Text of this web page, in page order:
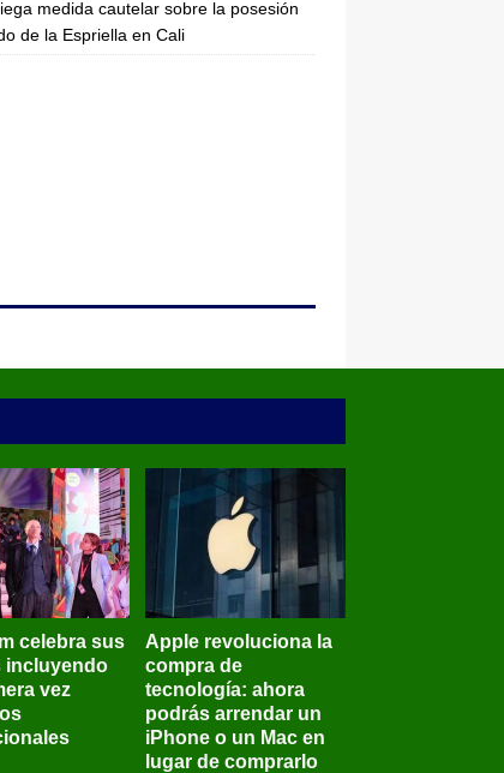
medida cautelar sobre la posesión
de la Espriella en Cali
celebra sus
incluyendo
vez
Apple revoluciona la
compra de
tecnología: ahora
podrás arrendar un
iPhone o un Mac en
lugar de comprarlo